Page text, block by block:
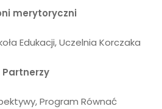
merytoryczni
Edukacji, Uczelnia Korczaka
Partnerzy
Program Równać